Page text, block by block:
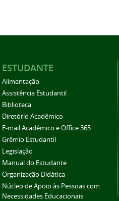
ESTUDANTE
Alimentação
Assistência Estudantil
Biblioteca
Diretório Acadêmico
E-mail Acadêmico e Office 365
Grêmio Estudantil
Legislação
Manual do Estudante
Organização Didática
Núcleo de Apoio às Pessoas com
Necessidades Educacionais